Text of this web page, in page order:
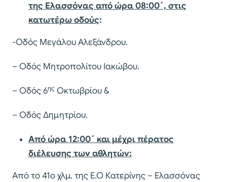
της Ελασσόνας από ώρα 08:00΄, στις
κατωτέρω οδούς:
-Οδός Μεγάλου Αλεξάνδρου.
– Οδός Μητροπολίτου Ιακώβου.
– Οδός 6ης Οκτωβρίου &
– Οδός Δημητρίου.
Από ώρα 12:00΄ και μέχρι πέρατος
διέλευσης των αθλητών:
Από το 41ο χλμ. της Ε.Ο Κατερίνης – Ελασσόνας